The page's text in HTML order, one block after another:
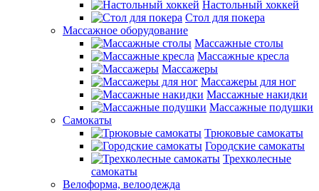
Настольный хоккей
Стол для покера
Массажное оборудование
Массажные столы
Массажные кресла
Массажеры
Массажеры для ног
Массажные накидки
Массажные подушки
Самокаты
Трюковые самокаты
Городские самокаты
Трехколесные
самокаты
Велоформа, велоодежда